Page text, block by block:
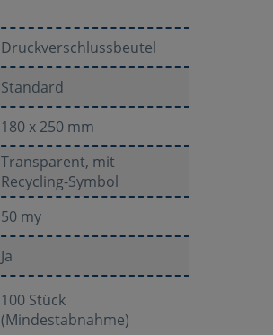
Druckverschlussbeutel
Standard
180 x 250 mm
Transparent, mit
Recycling-Symbol
50 my
Ja
100 Stück
(Mindestabnahme)